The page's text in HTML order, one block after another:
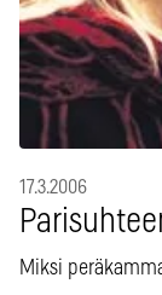
17.3.2006
Miksi